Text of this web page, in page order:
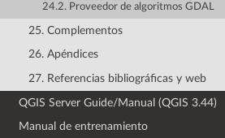
24.2. Proveedor de algoritmos GDAL
25. Complementos
26. Apéndices
27. Referencias bibliográficas y web
QGIS Server Guide/Manual (QGIS 3.44)
Manual de entrenamiento